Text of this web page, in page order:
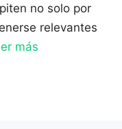
no solo por
relevantes
más